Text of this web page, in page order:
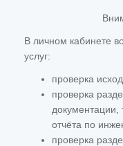
В личном кабинете
услуг:
проверка
проверка
документации,
отчёта по
проверка